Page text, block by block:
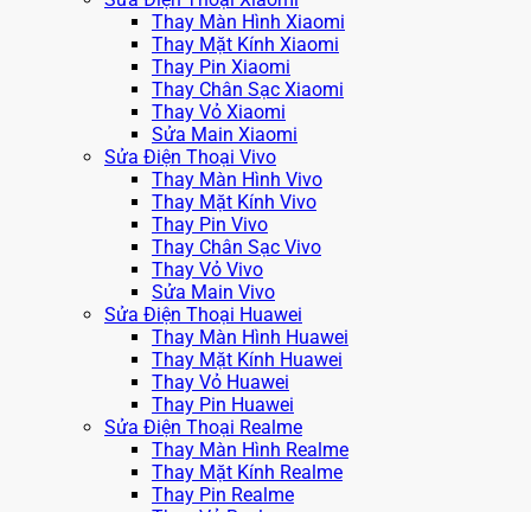
Thay Màn Hình Xiaomi
Thay Mặt Kính Xiaomi
Thay Pin Xiaomi
Thay Chân Sạc Xiaomi
Thay Vỏ Xiaomi
Sửa Main Xiaomi
Sửa Điện Thoại Vivo
Thay Màn Hình Vivo
Thay Mặt Kính Vivo
Thay Pin Vivo
Thay Chân Sạc Vivo
Thay Vỏ Vivo
Sửa Main Vivo
Sửa Điện Thoại Huawei
Thay Màn Hình Huawei
Thay Mặt Kính Huawei
Thay Vỏ Huawei
Thay Pin Huawei
Sửa Điện Thoại Realme
Thay Màn Hình Realme
Thay Mặt Kính Realme
Thay Pin Realme